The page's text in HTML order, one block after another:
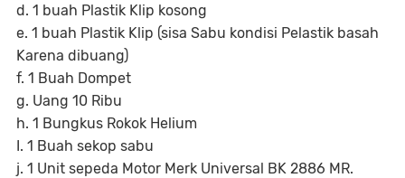
d. 1 buah Plastik Klip kosong
e. 1 buah Plastik Klip (sisa Sabu kondisi Pelastik basah
Karena dibuang)
f. 1 Buah Dompet
g. Uang 10 Ribu
h. 1 Bungkus Rokok Helium
I. 1 Buah sekop sabu
j. 1 Unit sepeda Motor Merk Universal BK 2886 MR.